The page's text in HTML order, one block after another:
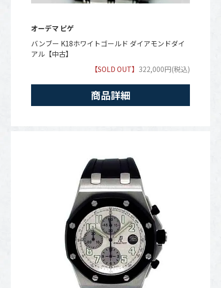
オーデマ ピゲ
バンブー K18ホワイトゴールド ダイアモンドダイ
アル【中古】
【SOLD OUT】 322,000円(税込)
商品詳細